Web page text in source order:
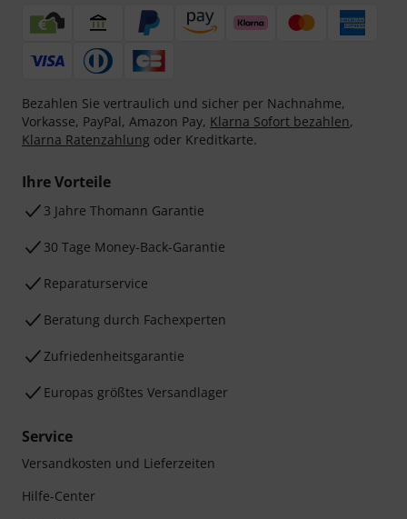
Bezahlen Sie vertraulich und sicher per Nachnahme,
Vorkasse, PayPal, Amazon Pay, Klarna Sofort bezahlen,
Klarna Ratenzahlung oder Kreditkarte.
Ihre Vorteile
3 Jahre Thomann Garantie
30 Tage Money-Back-Garantie
Reparaturservice
Beratung durch Fachexperten
Zufriedenheitsgarantie
Europas größtes Versandlager
Service
Versandkosten und Lieferzeiten
Hilfe-Center